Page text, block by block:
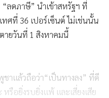
ลดภาษี” นำเข้าสหรัฐฯ ที่
ทศที่ 36 เปอร์เซ็นต์ ไม่เช่นนั้น
ายวันที่ 1 สิงหาคมนี้
าแล้วถือว่า“เป็นทางลง” ที่ดี
รือยิ่งรบยิ่งแพ้ และเสี่ยงเสีย